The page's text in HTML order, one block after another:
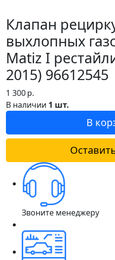
Клапан
выхлопных
Matiz I
2015)
1 300р.
В наличии 1 шт.
В
Звоните менеджеру